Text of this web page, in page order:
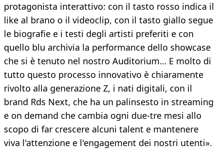
protagonista interattivo: con il tasto rosso indica il
like al brano o il videoclip, con il tasto giallo segue
le biografie e i testi degli artisti preferiti e con
quello blu archivia la performance dello showcase
che si è tenuto nel nostro Auditorium… E molto di
tutto questo processo innovativo è chiaramente
rivolto alla generazione Z, i nati digitali, con il
brand Rds Next, che ha un palinsesto in streaming
e on demand che cambia ogni due-tre mesi allo
scopo di far crescere alcuni talent e mantenere
viva l'attenzione e l'engagement dei nostri utenti».